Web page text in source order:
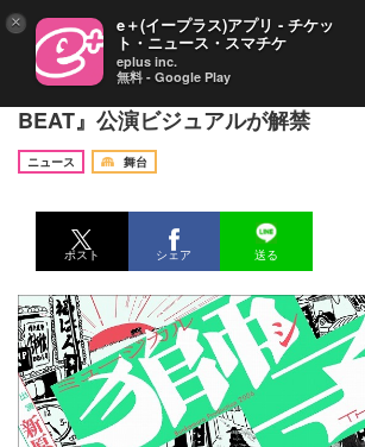
新原泰佑主演 ミュージカル『獅子
BEAT』公演ビジュアルが解禁
ニュース
舞台
ポスト シェア 送る
× e＋(イープラス)アプリ - チケッ
ト・ニュース・スマチケ
eplus inc.
無料 - Google Play